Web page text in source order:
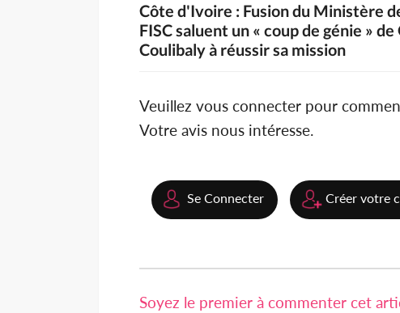
Côte d'Ivoire : Fusion du Ministère
FISC saluent un « coup de génie »
Coulibaly à réussir sa mission
Veuillez vous connecter pour
Votre avis nous intéresse.
Se Connecter Créer votre
Soyez le premier à commenter cet